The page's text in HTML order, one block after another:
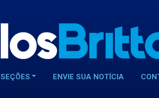
SEÇÕES ENVIE SUA NOTÍCIA